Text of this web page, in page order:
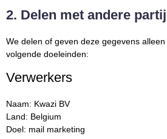
2. Delen met andere
We delen of geven deze gegevens
volgende doeleinden:
Verwerkers
Naam: Kwazi BV
Land: Belgium
Doel: mail marketing